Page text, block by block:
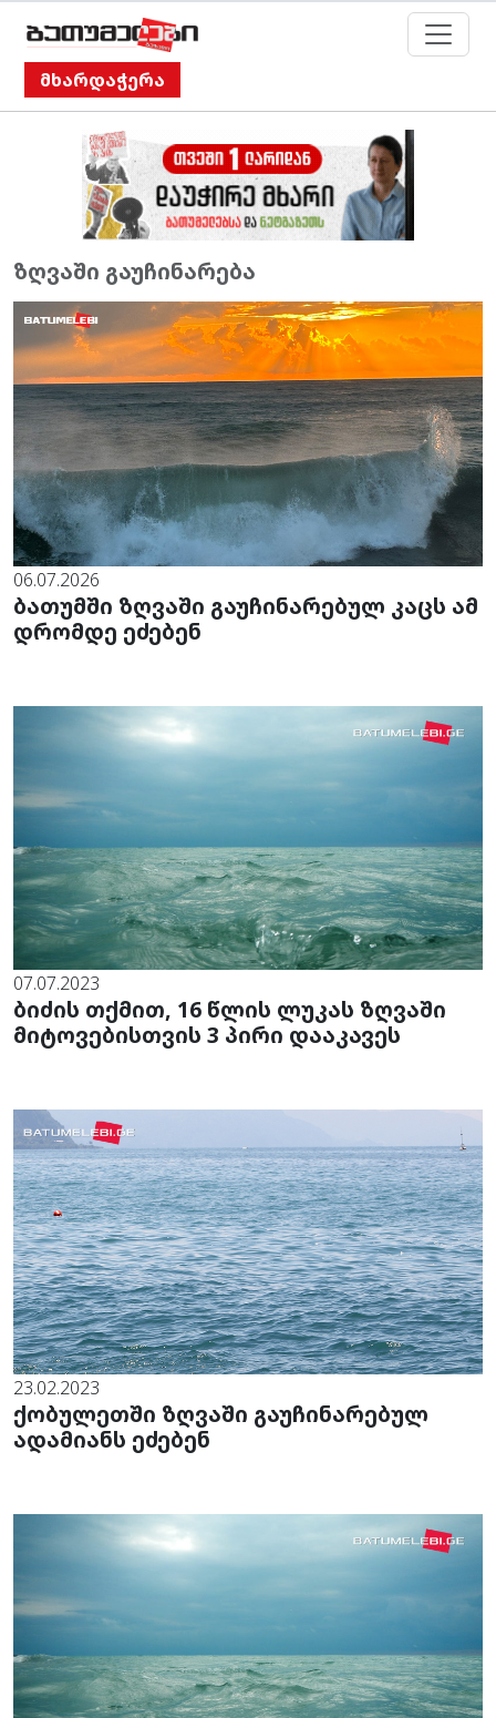
მხარდაჭერა
ზღვაში გაუჩინარება
06.07.2026
ბათუმში ზღვაში გაუჩინარებულ კაცს ამ
დრომდე ეძებენ
07.07.2023
ბიძის თქმით, 16 წლის ლუკას ზღვაში
მიტოვებისთვის 3 პირი დააკავეს
23.02.2023
ქობულეთში ზღვაში გაუჩინარებულ
ადამიანს ეძებენ